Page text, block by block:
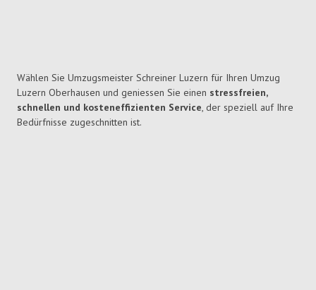
Wählen Sie Umzugsmeister Schreiner Luzern für Ihren Umzug
Luzern Oberhausen und geniessen Sie einen stressfreien,
schnellen und kosteneffizienten Service, der speziell auf Ihre
Bedürfnisse zugeschnitten ist.